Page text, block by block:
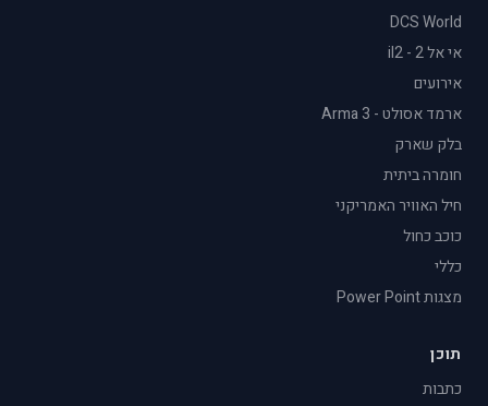
DCS World
אי אל 2 - il2
אירועים
ארמד אסולט - Arma 3
בלק שארק
חומרה ביתית
חיל האוויר האמריקני
כוכב כחול
כללי
מצגות Power Point
תוכן
כתבות